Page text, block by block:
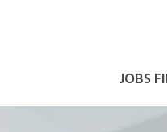
JOBS